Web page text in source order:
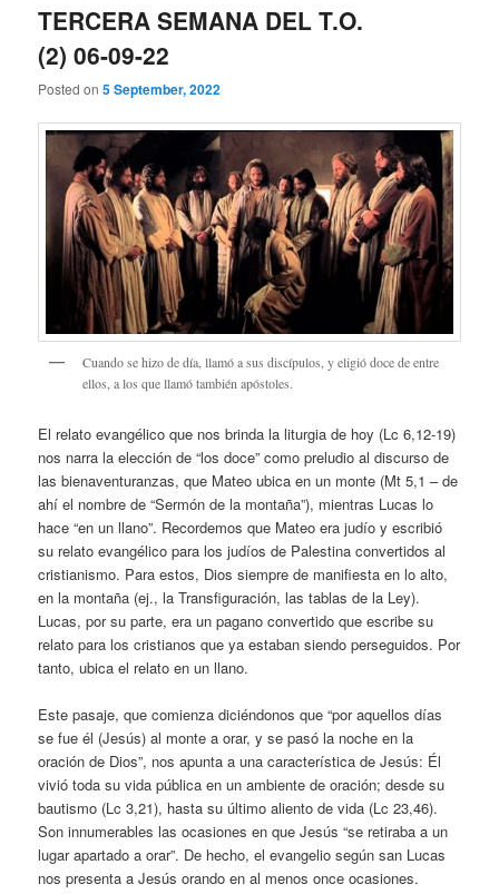
TERCERA SEMANA DEL T.O.
(2) 06-09-22
Posted on5 September, 2022
Cuando se hizo de día, llamó a sus discípulos, y eligió doce de entre
ellos, a los que llamó también apóstoles.
El relato evangélico que nos brinda la liturgia de hoy (Lc 6,12-19)
nos narra la elección de “los doce” como preludio al discurso de
las bienaventuranzas, que Mateo ubica en un monte (Mt 5,1 – de
ahí el nombre de “Sermón de la montaña”), mientras Lucas lo
hace “en un llano”. Recordemos que Mateo era judío y escribió
su relato evangélico para los judíos de Palestina convertidos al
cristianismo. Para estos, Dios siempre de manifiesta en lo alto,
en la montaña (ej., la Transfiguración, las tablas de la Ley).
Lucas, por su parte, era un pagano convertido que escribe su
relato para los cristianos que ya estaban siendo perseguidos. Por
tanto, ubica el relato en un llano.
Este pasaje, que comienza diciéndonos que “por aquellos días
se fue él (Jesús) al monte a orar, y se pasó la noche en la
oración de Dios”, nos apunta a una característica de Jesús: Él
vivió toda su vida pública en un ambiente de oración; desde su
bautismo (Lc 3,21), hasta su último aliento de vida (Lc 23,46).
Son innumerables las ocasiones en que Jesús “se retiraba a un
lugar apartado a orar”. De hecho, el evangelio según san Lucas
nos presenta a Jesús orando en al menos once ocasiones.